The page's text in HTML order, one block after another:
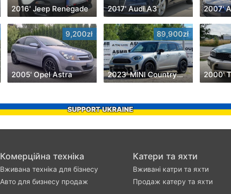
2016' Jeep Renegade 2017' Audi A3 2007'
9,200zł
2005' Opel Astra
89,900zł
2023' MINI Countryman 2000'
SUPPORT UKRAINE
Комерційна техніка
Вживана техніка для бізнесу
Авто для бизнесу продаж
Катери та яхти
Вживані катри та яхти
Продаж катеру та яхти